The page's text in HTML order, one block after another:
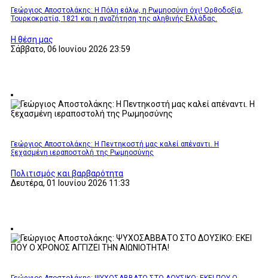
Γεώργιος Αποστολάκης: Η Πόλη εάλω, η Ρωμηοσύνη όχι! Ορθοδοξία,
Τουρκοκρατία, 1821 και η αναζήτηση της αληθινής Ελλάδας.
Η θέση μας
Σάββατο, 06 Ιουνίου 2026 23:59
Γεώργιος Αποστολάκης: Η Πεντηκοστή μας καλεί απέναντι. Η
ξεχασμένη ιεραποστολή της Ρωμηοσύνης
Πολιτισμός και βαρβαρότητα
Δευτέρα, 01 Ιουνίου 2026 11:33